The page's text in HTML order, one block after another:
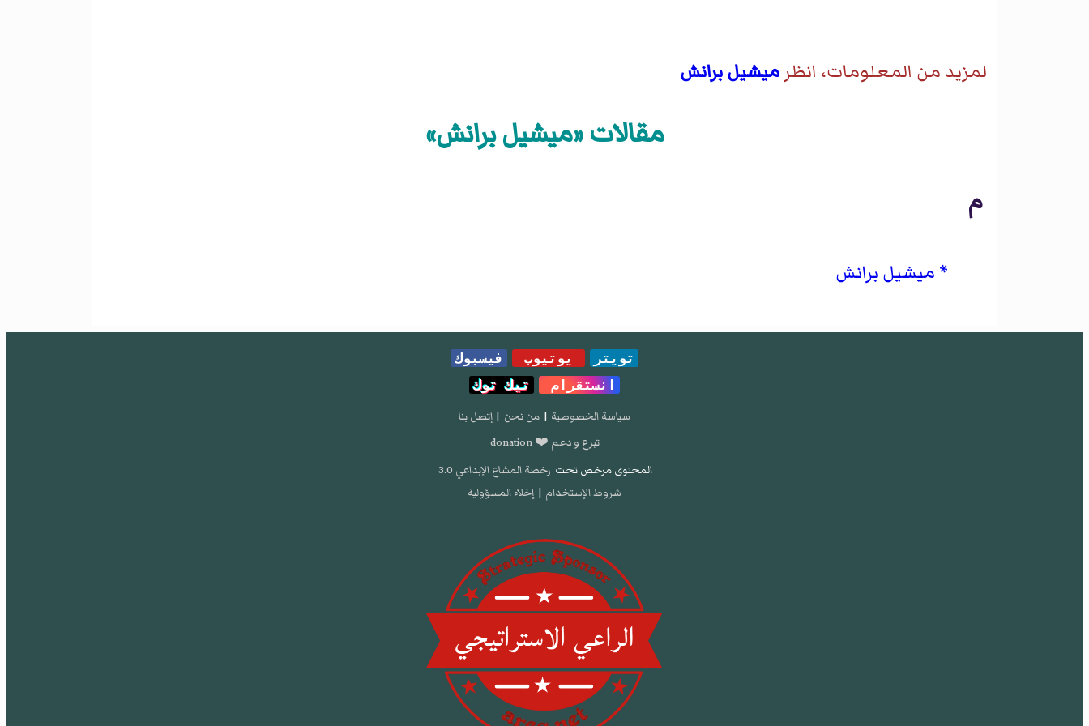
لمزيد من المعلومات، انظرميشيل برانش
مقالات «ميشيل برانش»
م
ميشيل برانش
تويتر يوتيوب
فيسبوك
انستقرام
تيك توك
سياسة الخصوصية | من نحن | إتصل بنا
تبرع و دعم ❤️ donation
المحتوى مرخص تحت رخصة المشاع الإبداعي 3.0
شروط الإستخدام | إخلاء المسؤولية